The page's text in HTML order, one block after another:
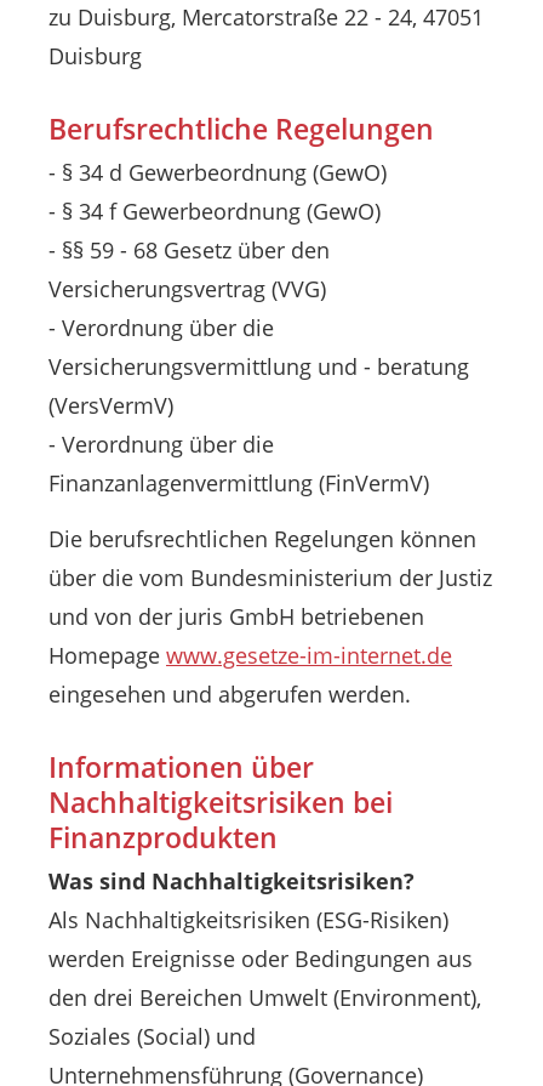
zu Duisburg, Mercatorstraße 22 - 24, 47051
Duisburg
Berufsrechtliche Regelungen
- § 34 d Gewerbeordnung (GewO)
- § 34 f Gewerbeordnung (GewO)
- §§ 59 - 68 Gesetz über den
Versicherungsvertrag (VVG)
- Verordnung über die
Versicherungsvermittlung und - beratung
(VersVermV)
- Verordnung über die
Finanzanlagenvermittlung (FinVermV)
Die berufsrechtlichen Regelungen können
über die vom Bundesministerium der Justiz
und von der juris GmbH betriebenen
Homepage www.gesetze-im-internet.de
eingesehen und abgerufen werden.
Informationen über
Nachhaltigkeitsrisiken bei
Finanzprodukten
Was sind Nachhaltigkeitsrisiken?
Als Nachhaltigkeitsrisiken (ESG-Risiken)
werden Ereignisse oder Bedingungen aus
den drei Bereichen Umwelt (Environment),
Soziales (Social) und
Unternehmensführung (Governance)